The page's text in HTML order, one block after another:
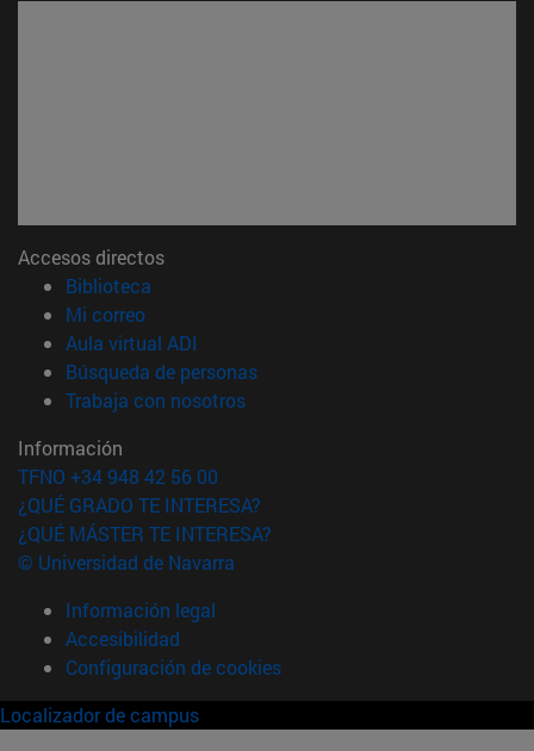
Accesos directos
Biblioteca
Mi correo(abre en nueva ventana)
Aula virtual ADI
Búsqueda de personas(abre en nueva ventana)
Trabaja con nosotros(abre en nueva ventana)
Información
TFNO +34 948 42 56 00
¿QUÉ GRADO TE INTERESA?
¿QUÉ MÁSTER TE INTERESA?
© Universidad de Navarra
Información legal
Accesibilidad
Configuración de cookies
Localizador de campus